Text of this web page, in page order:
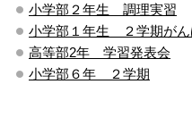
小学部２年生 調理実習
小学部１年生 ２学期がん
高等部2年 学習発表会
小学部６年 ２学期